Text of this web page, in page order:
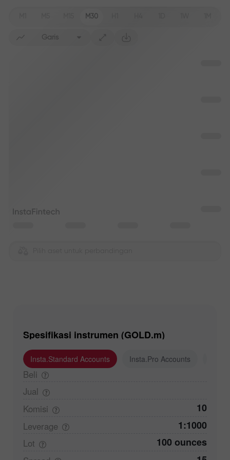
M30
Garis
Spesifikasi instrumen (GOLD.m)
Insta.Standard Accounts Insta.Pro Accounts
Beli
Jual
Komisi
10
Leverage 1:1000
Lot 100 ounces